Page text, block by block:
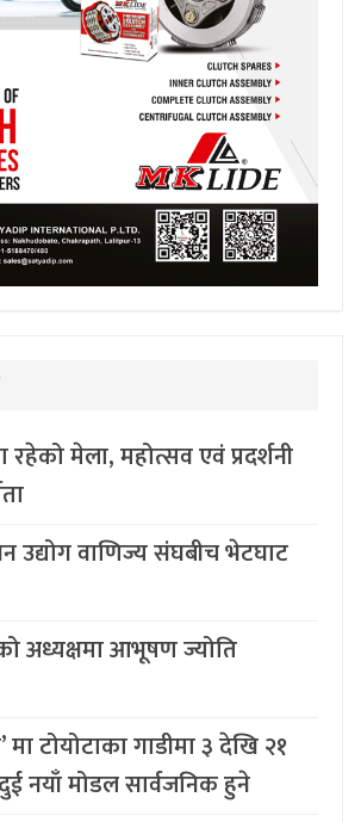
रहेको मेला, महोत्सव एवं प्रदर्शनी
उद्योग वाणिज्य संघबीच भेटघाट
अध्यक्षमा आभूषण ज्योति
मा टोयोटाका गाडीमा ३ देखि २१
नयाँ मोडल सार्वजनिक हुने